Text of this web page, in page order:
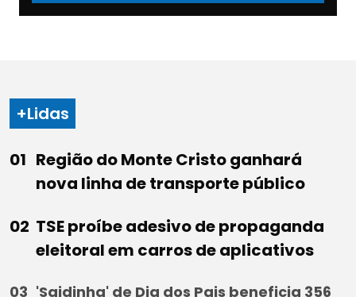
+Lidas
Região do Monte Cristo ganhará
nova linha de transporte público
TSE proíbe adesivo de propaganda
eleitoral em carros de aplicativos
'Saidinha' de Dia dos Pais beneficia 356